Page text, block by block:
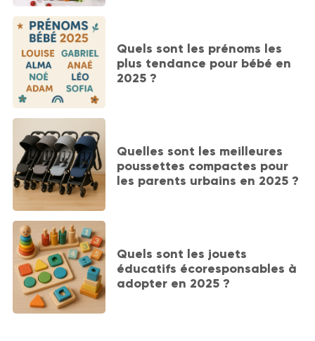
Quels sont les prénoms les
plus tendance pour bébé en
2025 ?
Quelles sont les meilleures
poussettes compactes pour
les parents urbains en 2025 ?
Quels sont les jouets
éducatifs écoresponsables à
adopter en 2025 ?